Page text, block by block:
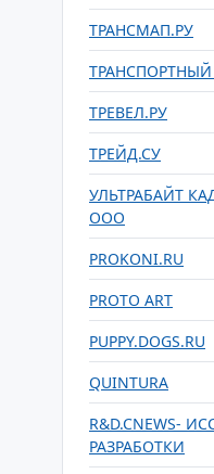
ТРАНСМАП.РУ
ТРЕВЕЛ.РУ
ТРЕЙД.СУ
УЛЬТРАБАЙТ
ООО
PROKONI.RU
PROTO ART
PUPPY.DOGS.RU
QUINTURA
R&D.CNEWS-
РАЗРАБОТКИ